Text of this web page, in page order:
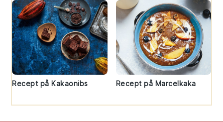
Recept på Kakaonibs Recept på Marcelkaka